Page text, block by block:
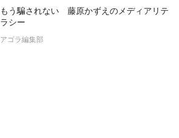
もう騙されない 藤原かずえのメディアリテ
ラシー
アゴラ編集部